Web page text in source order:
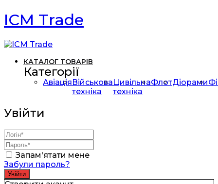
ICM Trade
КАТАЛОГ ТОВАРІВ
Категорії
АвіаціяВійськова
техніка
Цивільна
техніка
ФлотДіорами
Увійти
Запам'ятати мене
Забули пароль?